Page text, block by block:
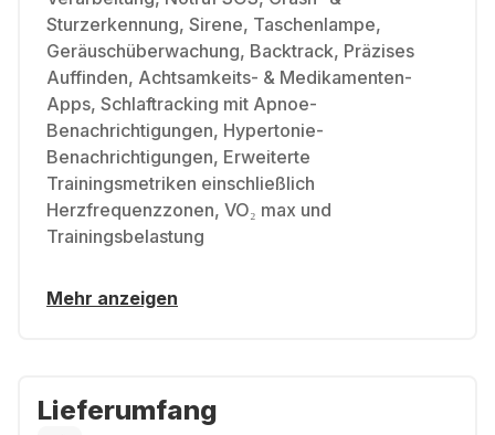
Sturzerkennung, Sirene, Taschenlampe,
Geräuschüberwachung, Backtrack, Präzises
Auffinden, Achtsamkeits- & Medikamenten-
Apps, Schlaftracking mit Apnoe-
Benachrichtigungen, Hypertonie-
Benachrichtigungen, Erweiterte
Trainingsmetriken einschließlich
Herzfrequenzzonen, VO₂ max und
Trainingsbelastung
Mehr anzeigen
Lieferumfang